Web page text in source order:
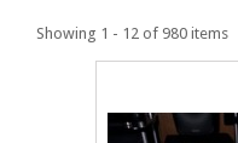
Showing 1 - 12 of 980 items